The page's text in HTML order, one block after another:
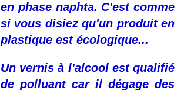
en phase naphta. C'est comme
si vous disiez qu'un produit en
plastique est écologique...
Un vernis à l'alcool est qualifié
de polluant car il dégage des